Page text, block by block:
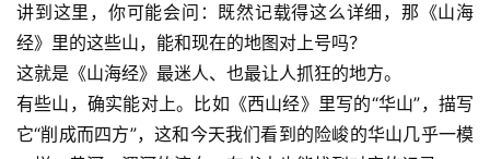
讲到这里，你可能会问：既然记载得这么详细，那《山海
经》里的这些山，能和现在的地图对上号吗？
这就是《山海经》最迷人、也最让人抓狂的地方。
有些山，确实能对上。比如 《西山经》 里写的“华山”，描写
它“削成而四方”，这和今天我们看到的险峻的华山几乎一模